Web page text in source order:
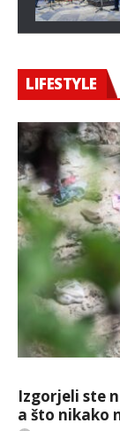
LIFESTYLE
Izgorjeli ste
a što nikako